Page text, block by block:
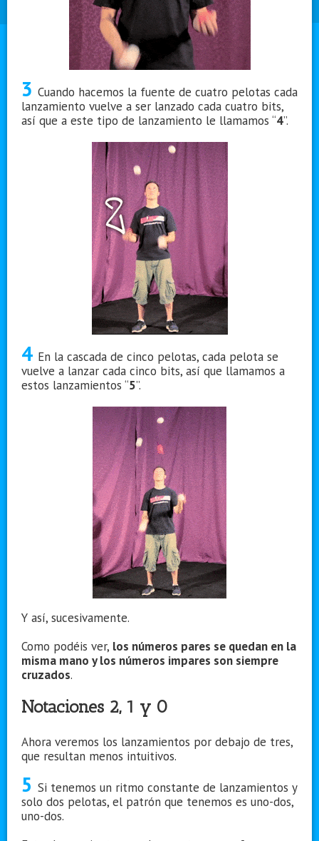
3 Cuando hacemos la fuente de cuatro pelotas cada
lanzamiento vuelve a ser lanzado cada cuatro bits,
así que a este tipo de lanzamiento le llamamos “4”.
4 En la cascada de cinco pelotas, cada pelota se
vuelve a lanzar cada cinco bits, así que llamamos a
estos lanzamientos “5”.
Y así, sucesivamente.
Como podéis ver, los números pares se quedan en la
misma mano y los números impares son siempre
cruzados.
Notaciones 2, 1 y 0
Ahora veremos los lanzamientos por debajo de tres,
que resultan menos intuitivos.
5 Si tenemos un ritmo constante de lanzamientos y
solo dos pelotas, el patrón que tenemos es uno-dos,
uno-dos.